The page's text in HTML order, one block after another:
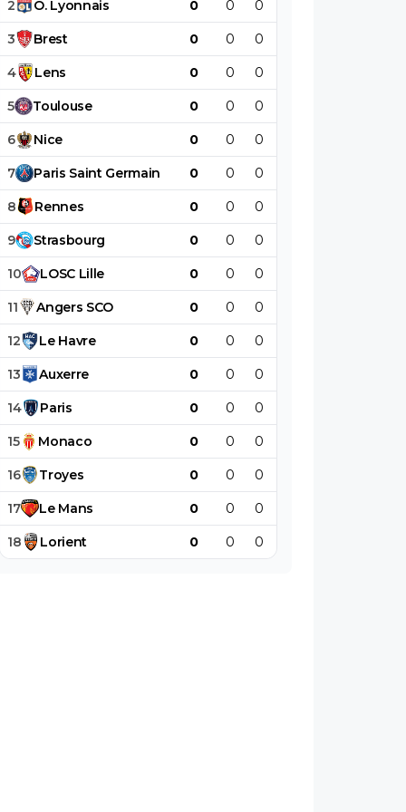
2 O. Lyonnais 0 0 0
3 Brest 0 0 0
4 Lens 0 0 0
5 Toulouse 0 0 0
6 Nice 0 0 0
7 Paris Saint Germain 0 0 0
8 Rennes 0 0 0
9 Strasbourg 0 0 0
10 LOSC Lille 0 0 0
11 Angers SCO 0 0 0
12 Le Havre 0 0 0
13 Auxerre 0 0 0
14 Paris 0 0 0
15 Monaco 0 0 0
16 Troyes 0 0 0
17 Le Mans 0 0 0
18 Lorient 0 0 0